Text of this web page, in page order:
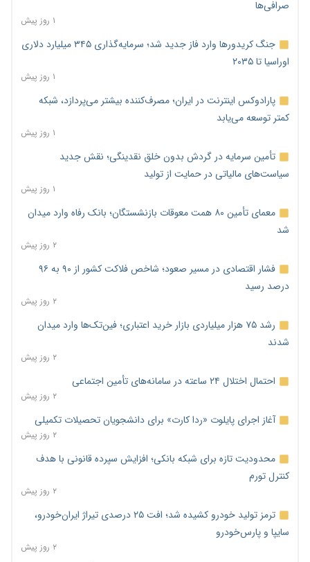
صرافی‌ها
۱ روز پیش
جنگ کریدورها وارد فاز جدید شد؛ سرمایه‌گذاری ۳۴۵ میلیارد دلاری
اوراسیا تا ۲۰۳۵
۱ روز پیش
پارادوکس اینترنت در ایران؛ مصرف‌کننده بیشتر می‌پردازد، شبکه
کمتر توسعه می‌یابد
۱ روز پیش
تأمین سرمایه در گردش بدون خلق نقدینگی؛ نقش جدید
سیاست‌های مالیاتی در حمایت از تولید
۱ روز پیش
معمای تأمین ۸۰ همت معوقات بازنشستگان؛ بانک رفاه وارد میدان
شد
۲ روز پیش
فشار اقتصادی در مسیر صعود؛ شاخص فلاکت کشور از ۹۰ به ۹۶
درصد رسید
۲ روز پیش
رشد ۷۵ هزار میلیاردی بازار خرید اعتباری؛ فین‌تک‌ها وارد میدان
شدند
۲ روز پیش
احتمال اختلال ۲۴ ساعته در سامانه‌های تأمین اجتماعی
۲ روز پیش
آغاز اجرای پایلوت «ردا کارت» برای دانشجویان تحصیلات تکمیلی
۲ روز پیش
محدودیت تازه برای شبکه بانکی؛ افزایش سپرده قانونی با هدف
کنترل تورم
۲ روز پیش
ترمز تولید خودرو کشیده شد؛ افت ۲۵ درصدی تیراژ ایران‌خودرو،
سایپا و پارس‌خودرو
۲ روز پیش